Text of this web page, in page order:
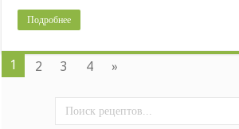
Подробнее
1 2 3 4 »